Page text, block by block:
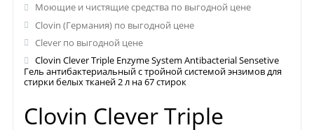
Моющие и чистящие средства по выгодной цене
Clovin (Германия) по выгодной цене
Clever по выгодной цене
Clovin Clever Triple Enzyme System Antibacterial Sensetive
Гель антибактериальный с тройной системой энзимов для
стирки белых тканей 2 л на 67 стирок
Clovin Clever Triple